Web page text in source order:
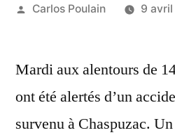
Publié
Carlos Poulain 9
Mardi aux alentours de
ont été alertés d’un
survenu à Chaspuzac.